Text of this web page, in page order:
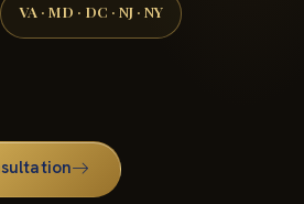
VA · MD · DC · NJ · NY